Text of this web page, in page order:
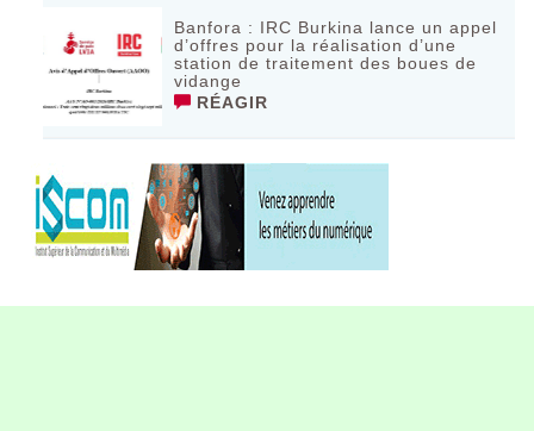
Banfora : IRC Burkina lance un appel
d’offres pour la réalisation d’une
station de traitement des boues de
vidange
RÉAGIR